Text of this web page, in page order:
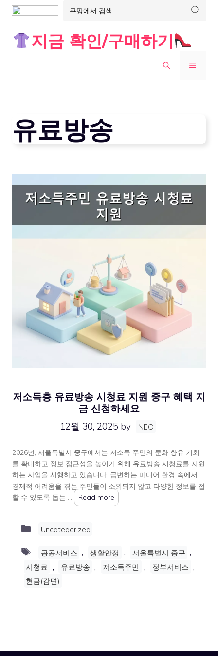
지금 확인/구매하기
MENU
유료방송
저소득층 유료방송 시청료 지원 중구 혜택 지
금 신청하세요
12월 30, 2025 by NEO
2026년, 서울특별시 중구에서는 저소득 주민의 문화 향유 기회
를 확대하고 정보 접근성을 높이기 위해 유료방송 시청료를 지원
하는 사업을 시행하고 있습니다. 급변하는 미디어 환경 속에서
경제적 어려움을 겪는 주민들이 소외되지 않고 다양한 정보를 접
할 수 있도록 돕는 …
Read more
Categories
Uncategorized
Tags
공공서비스 , 생활안정 , 서울특별시 중구 ,
시청료 , 유료방송 , 저소득주민 , 정부서비스 ,
현금(감면)